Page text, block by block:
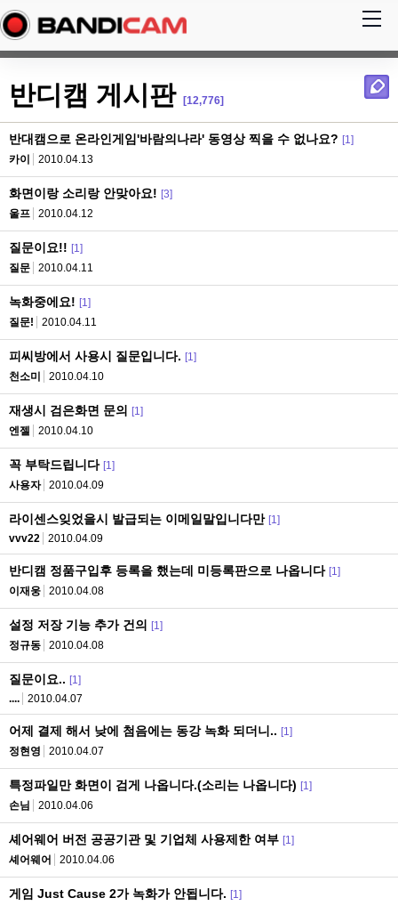
반디캠 게시판 [12,776]
반대캠으로 온라인게임'바람의나라' 동영상 찍을 수 없나요? [1]
카이
2010.04.13
화면이랑 소리랑 안맞아요! [3]
울프
2010.04.12
질문이요!! [1]
질문
2010.04.11
녹화중에요! [1]
질문!
2010.04.11
피씨방에서 사용시 질문입니다. [1]
천소미
2010.04.10
재생시 검은화면 문의
[1]
엔젤
2010.04.10
꼭 부탁드립니다 [1]
사용자
2010.04.09
라이센스잊었을시 발급되는 이메일말입니다만 [1]
vvv22
2010.04.09
반디캠 정품구입후 등록을 했는데 미등록판으로 나옵니다 [1]
이재웅
2010.04.08
설정 저장 기능 추가 건의
[1]
정규동
2010.04.08
질문이요.. [1]
....
2010.04.07
어제 결제 해서 낮에 첨음에는 동강 녹화 되더니.. [1]
정현영
2010.04.07
특정파일만 화면이 검게 나옵니다.(소리는 나옵니다) [1]
손님
2010.04.06
셰어웨어 버전 공공기관 및 기업체 사용제한 여부 [1]
셰어웨어
2010.04.06
게임 Just Cause 2가 녹화가 안됩니다. [1]